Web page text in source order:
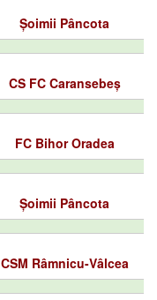
Șoimii Pâncota
CS FC Caransebeș
FC Bihor Oradea
Șoimii Pâncota
CSM Râmnicu-Vâlcea